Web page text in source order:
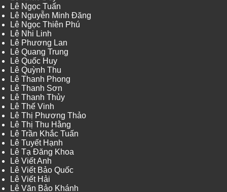
Lê Ngọc Tuấn
Lê Nguyễn Minh Đăng
Lê Ngọc Thiên Phú
Lê Nhi Linh
Lê Phương Lan
Lê Quang Trung
Lê Quốc Huy
Lê Quỳnh Thu
Lê Thanh Phong
Lê Thanh Sơn
Lê Thanh Thủy
Lê Thế Vinh
Lê Thị Phương Thảo
Lê Thị Thu Hằng
Lê Trần Khắc Tuấn
Lê Tuyết Hạnh
Lê Tạ Đăng Khoa
Lê Viết Anh
Lê Viết Bảo Quốc
Lê Viết Hải
Lê Văn Bảo Khánh